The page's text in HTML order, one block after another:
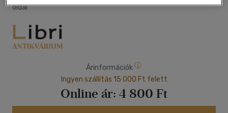
oldal
Árinformációk
Ingyen szállítás 15 000 Ft felett
Online ár: 4 800 Ft